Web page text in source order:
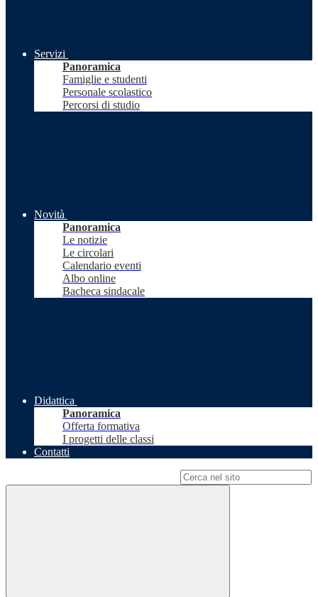
Servizi
Panoramica
Famiglie e studenti
Personale scolastico
Percorsi di studio
Novità
Panoramica
Le notizie
Le circolari
Calendario eventi
Albo online
Bacheca sindacale
Didattica
Panoramica
Offerta formativa
I progetti delle classi
Contatti